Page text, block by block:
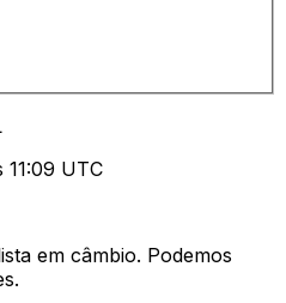
11:09 UTC
em câmbio. Podemos